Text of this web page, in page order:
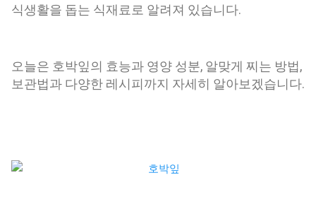
식생활을 돕는 식재료로 알려져 있습니다.
오늘은 호박잎의 효능과 영양 성분, 알맞게 찌는 방법,
보관법과 다양한 레시피까지 자세히 알아보겠습니다.